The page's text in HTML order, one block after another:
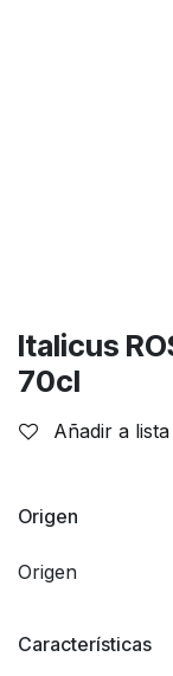
Italicus
70cl
Añadir a
Origen
Origen
Características